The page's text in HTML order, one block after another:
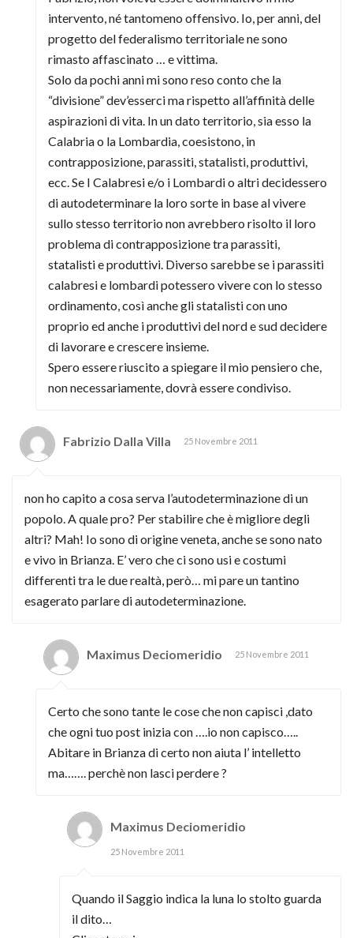
intervento, né tantomeno offensivo. Io, per anni, del
progetto del federalismo territoriale ne sono
rimasto affascinato … e vittima.
Solo da pochi anni mi sono reso conto che la
“divisione” dev’esserci ma rispetto all’affinità delle
aspirazioni di vita. In un dato territorio, sia esso la
Calabria o la Lombardia, coesistono, in
contrapposizione, parassiti, statalisti, produttivi,
ecc. Se I Calabresi e/o i Lombardi o altri decidessero
di autodeterminare la loro sorte in base al vivere
sullo stesso territorio non avrebbero risolto il loro
problema di contrapposizione tra parassiti,
statalisti e produttivi. Diverso sarebbe se i parassiti
calabresi e lombardi potessero vivere con lo stesso
ordinamento, così anche gli statalisti con uno
proprio ed anche i produttivi del nord e sud decidere
di lavorare e crescere insieme.
Spero essere riuscito a spiegare il mio pensiero che,
non necessariamente, dovrà essere condiviso.
Fabrizio Dalla Villa 25 Novembre 2011
non ho capito a cosa serva l’autodeterminazione di un
popolo. A quale pro? Per stabilire che è migliore degli
altri? Mah! Io sono di origine veneta, anche se sono nato
e vivo in Brianza. E’ vero che ci sono usi e costumi
differenti tra le due realtà, però… mi pare un tantino
esagerato parlare di autodeterminazione.
Maximus Deciomeridio 25 Novembre 2011
Certo che sono tante le cose che non capisci ,dato
che ogni tuo post inizia con ….io non capisco…..
Abitare in Brianza di certo non aiuta l’ intelletto
ma……. perchè non lasci perdere ?
Maximus Deciomeridio
25 Novembre 2011
Quando il Saggio indica la luna lo stolto guarda
il dito…